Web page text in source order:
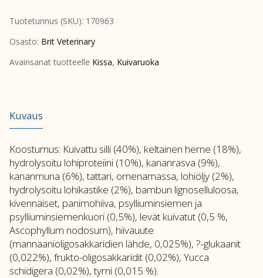
Diet
Cat
2kg
Tuotetunnus (SKU): 170963
Osasto: Brit Veterinary
Avainsanat tuotteelle Kissa, Kuivaruoka
Kuvaus
Koostumus: Kuivattu silli (40%), keltainen herne (18%),
hydrolysoitu lohiproteiini (10%), kananrasva (9%),
kananmuna (6%), tattari, omenamassa, lohiöljy (2%),
hydrolysoitu lohikastike (2%), bambun lignoselluloosa,
kivennäiset, panimohiiva, psylliuminsiemen ja
psylliuminsiemenkuori (0,5%), levät kuivatut (0,5 %,
Ascophyllum nodosum), hiivauute
(mannaanioligosakkaridien lähde, 0,025%), ?-glukaanit
(0,022%), frukto-oligosakkaridit (0,02%), Yucca
schidigera (0,02%), tyrni (0,015 %).